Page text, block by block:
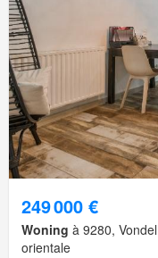
249 000 €
Woning à 9280,
orientale